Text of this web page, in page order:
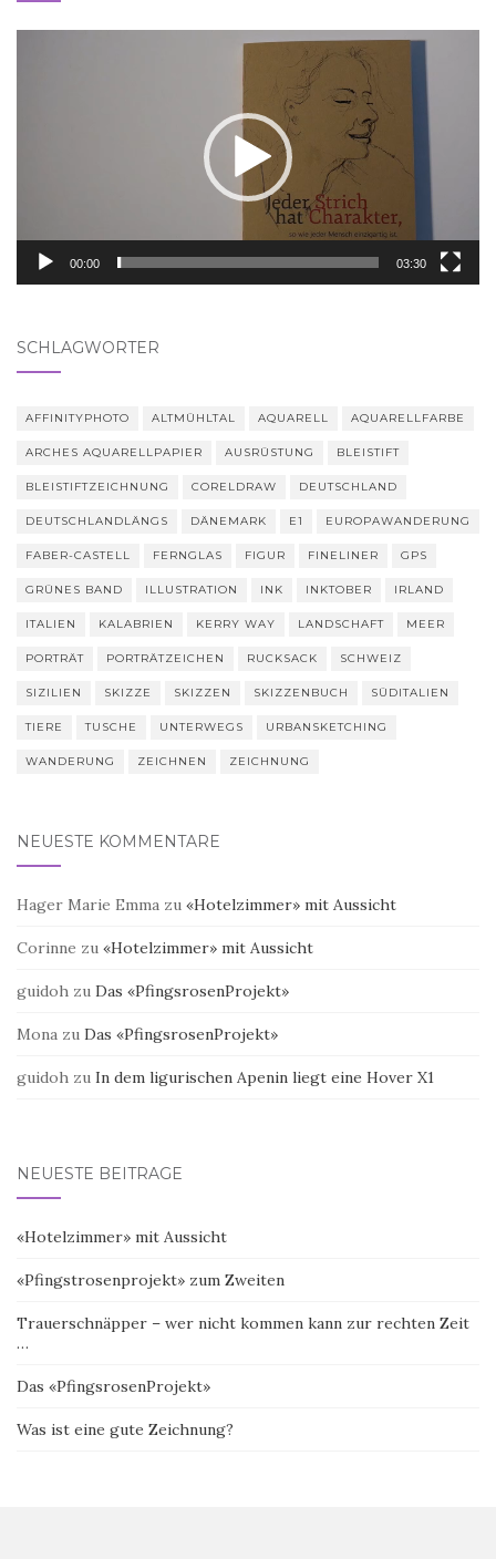
00:00 03:30
SCHLAGWÖRTER
AFFINITYPHOTO ALTMÜHLTAL AQUARELL AQUARELLFARBE
ARCHES AQUARELLPAPIER AUSRÜSTUNG BLEISTIFT
BLEISTIFTZEICHNUNG CORELDRAW DEUTSCHLAND
DEUTSCHLANDLÄNGS DÄNEMARK E1 EUROPAWANDERUNG
FABER-CASTELL FERNGLAS FIGUR FINELINER GPS
GRÜNES BAND ILLUSTRATION INK INKTOBER IRLAND
ITALIEN KALABRIEN KERRY WAY LANDSCHAFT MEER
PORTRÄT PORTRÄTZEICHEN RUCKSACK SCHWEIZ
SIZILIEN SKIZZE SKIZZEN SKIZZENBUCH SÜDITALIEN
TIERE TUSCHE UNTERWEGS URBANSKETCHING
WANDERUNG ZEICHNEN ZEICHNUNG
NEUESTE KOMMENTARE
Hager Marie Emma zu «Hotelzimmer» mit Aussicht
Corinne zu «Hotelzimmer» mit Aussicht
guidoh zu Das «PfingsrosenProjekt»
Mona zu Das «PfingsrosenProjekt»
guidoh zu In dem ligurischen Apenin liegt eine Hover X1
NEUESTE BEITRÄGE
«Hotelzimmer» mit Aussicht
«Pfingstrosenprojekt» zum Zweiten
Trauerschnäpper – wer nicht kommen kann zur rechten Zeit
…
Das «PfingsrosenProjekt»
Was ist eine gute Zeichnung?